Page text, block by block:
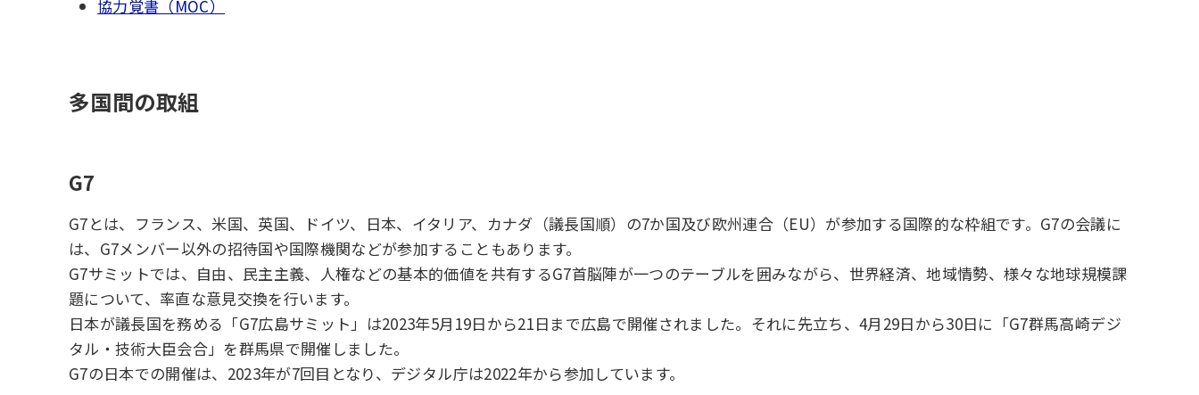
協力覚書（MOC）
多国間の取組
G7
G7とは、フランス、米国、英国、ドイツ、日本、イタリア、カナダ（議長国順）の7か国及び欧州連合（EU）が参加する国際的な枠組です。G7の会議に
は、G7メンバー以外の招待国や国際機関などが参加することもあります。
G7サミットでは、自由、民主主義、人権などの基本的価値を共有するG7首脳陣が一つのテーブルを囲みながら、世界経済、地域情勢、様々な地球規模課
題について、率直な意見交換を行います。
日本が議長国を務める「G7広島サミット」は2023年5月19日から21日まで広島で開催されました。それに先立ち、4月29日から30日に「G7群馬高崎デジ
タル・技術大臣会合」を群馬県で開催しました。
G7の日本での開催は、2023年が7回目となり、デジタル庁は2022年から参加しています。